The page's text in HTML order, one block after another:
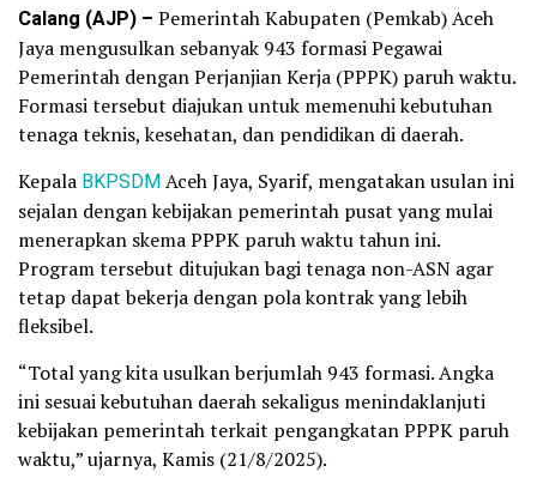
Calang (AJP) – Pemerintah Kabupaten (Pemkab) Aceh
Jaya mengusulkan sebanyak 943 formasi Pegawai
Pemerintah dengan Perjanjian Kerja (PPPK) paruh waktu.
Formasi tersebut diajukan untuk memenuhi kebutuhan
tenaga teknis, kesehatan, dan pendidikan di daerah.
Kepala BKPSDMAceh Jaya, Syarif, mengatakan usulan ini
sejalan dengan kebijakan pemerintah pusat yang mulai
menerapkan skema PPPK paruh waktu tahun ini.
Program tersebut ditujukan bagi tenaga non-ASN agar
tetap dapat bekerja dengan pola kontrak yang lebih
fleksibel.
“Total yang kita usulkan berjumlah 943 formasi. Angka
ini sesuai kebutuhan daerah sekaligus menindaklanjuti
kebijakan pemerintah terkait pengangkatan PPPK paruh
waktu,” ujarnya, Kamis (21/8/2025).